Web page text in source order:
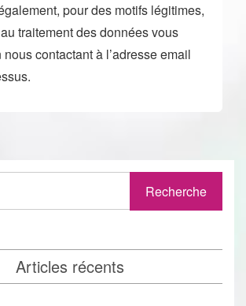
pour des motifs légitimes,
traitement des données vous
contactant à l’adresse email
Articles récents